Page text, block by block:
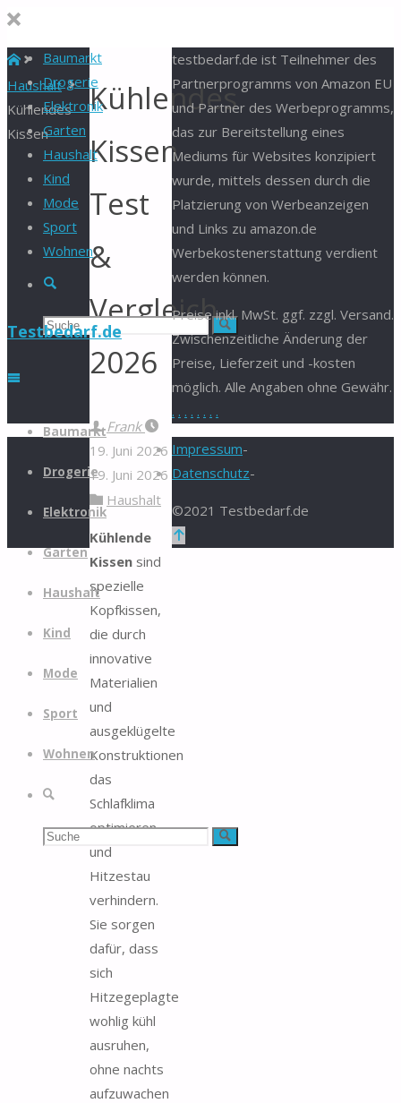
Baumarkt
Drogerie
Elektronik
Garten
Haushalt
Kind
Mode
Sport
Wohnen
Suche
Suchen Suche
Testbedarf.de
Zum
springen
Baumarkt
Drogerie
Elektronik
Garten
Haushalt
Kind
Mode
Sport
Wohnen
Suchen Suche
Start
Haushalt
Kühlendes
Kissen
Kühlendes
Kissen
Test
&
Vergleich
2026
Frank
19. Juni 2026
19. Juni 2026
Haushalt
Kühlende
Kissen sind
spezielle
Kopfkissen,
die durch
innovative
Materialien
und
ausgeklügelte
Konstruktionen
das
Schlafklima
optimieren
und
Hitzestau
verhindern.
Sie sorgen
dafür, dass
sich
Hitzegeplagte
wohlig kühl
ausruhen,
ohne nachts
aufzuwachen
testbedarf.de ist Teilnehmer des
Partnerprogramms von Amazon EU
und Partner des Werbeprogramms,
das zur Bereitstellung eines
Mediums für Websites konzipiert
wurde, mittels dessen durch die
Platzierung von Werbeanzeigen
und Links zu amazon.de
Werbekostenerstattung verdient
werden können.
Preise inkl. MwSt. ggf. zzgl. Versand.
Zwischenzeitliche Änderung der
Preise, Lieferzeit und -kosten
möglich. Alle Angaben ohne Gewähr.
. . . . . . . .
Impressum-
Datenschutz-
©2021 Testbedarf.de
Zurück